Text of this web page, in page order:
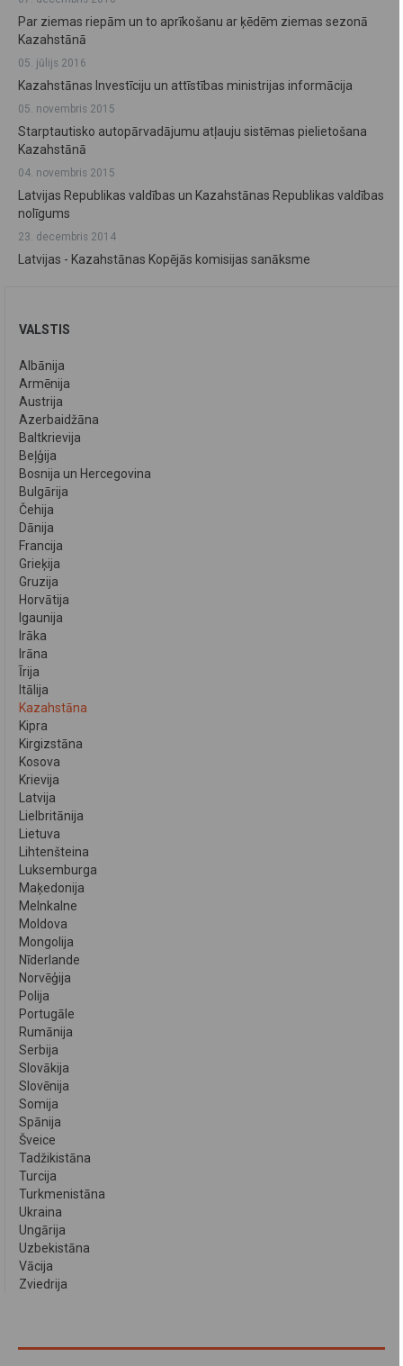
Par ziemas riepām un to aprīkošanu ar ķēdēm ziemas sezonā
Kazahstānā
05. jūlijs 2016
Kazahstānas Investīciju un attīstības ministrijas informācija
05. novembris 2015
Starptautisko autopārvadājumu atļauju sistēmas pielietošana
Kazahstānā
04. novembris 2015
Latvijas Republikas valdības un Kazahstānas Republikas valdības
nolīgums
23. decembris 2014
Latvijas - Kazahstānas Kopējās komisijas sanāksme
VALSTIS
Albānija
Armēnija
Austrija
Azerbaidžāna
Baltkrievija
Beļģija
Bosnija un Hercegovina
Bulgārija
Čehija
Dānija
Francija
Grieķija
Gruzija
Horvātija
Igaunija
Irāka
Irāna
Īrija
Itālija
Kazahstāna
Kipra
Kirgizstāna
Kosova
Krievija
Latvija
Lielbritānija
Lietuva
Lihtenšteina
Luksemburga
Maķedonija
Melnkalne
Moldova
Mongolija
Nīderlande
Norvēģija
Polija
Portugāle
Rumānija
Serbija
Slovākija
Slovēnija
Somija
Spānija
Šveice
Tadžikistāna
Turcija
Turkmenistāna
Ukraina
Ungārija
Uzbekistāna
Vācija
Zviedrija